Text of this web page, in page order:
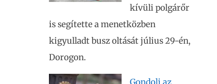
kívüli polgárőr
is segítette a menetközben
kigyulladt busz oltását július 29-én,
Dorogon.